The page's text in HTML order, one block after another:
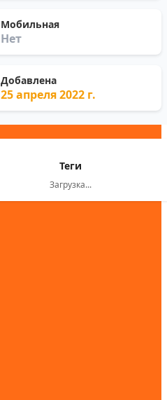
Мобильная
Нет
Добавлена
25 апреля 2022 г.
Теги
Загрузка...